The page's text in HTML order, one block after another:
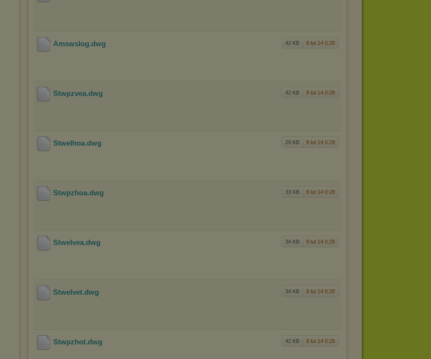
42 KB 8 lut 14 0:28
Amswslog.dwg
42 KB 8 lut 14 0:28
Stwpzvea.dwg
29 KB 8 lut 14 0:28
Stwelhoa.dwg
33 KB 8 lut 14 0:28
Stwpzhoa.dwg
34 KB 8 lut 14 0:28
Stwelvea.dwg
34 KB 8 lut 14 0:28
Stwelvet.dwg
42 KB 8 lut 14 0:28
Stwpzhot.dwg